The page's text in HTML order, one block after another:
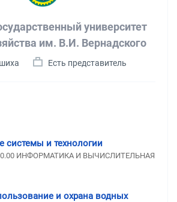
университет
им. В.И. Вернадского
Есть представитель
и технологии
ИНФОРМАТИКА И ВЫЧИСЛИТЕЛЬНАЯ
и охрана водных